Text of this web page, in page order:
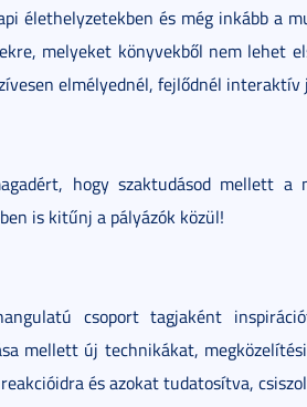
élethelyzetekben és még inkább a
melyeket könyvekből nem lehet
elmélyednél, fejlődnél
hogy szaktudásod mellett
is kitűnj a pályázók közül!
csoport tagjaként
mellett új technikákat,
és azokat tudatosítva,